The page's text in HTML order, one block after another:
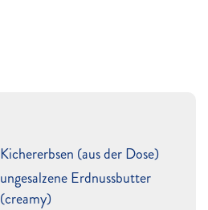
Kichererbsen (aus der Dose)
ungesalzene Erdnussbutter
(creamy)